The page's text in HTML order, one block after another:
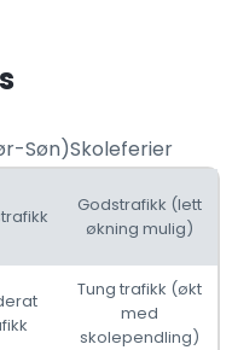
Søn)Skoleferier
Godstrafikk (lett
økning mulig)
Tung trafikk (økt
med
skolependling)